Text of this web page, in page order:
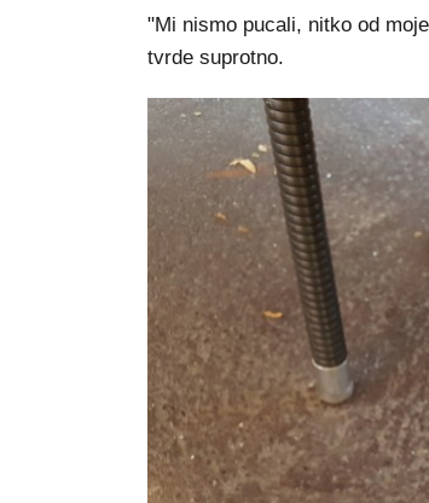
"Mi nismo pucali, nitko od
tvrde suprotno.